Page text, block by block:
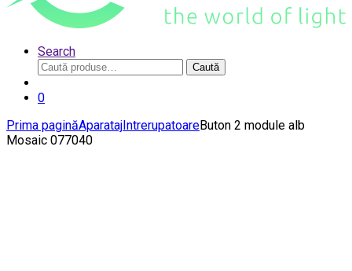
Search
Caută
după:
Caută
0
Prima paginăAparatajIntrerupatoareButon 2 module alb
Mosaic 077040